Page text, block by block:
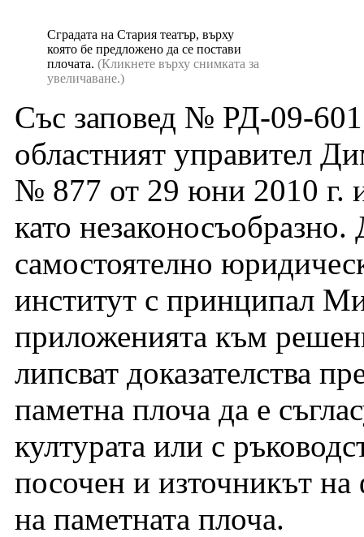
Сградата на Стария театър, върху
която бе предложено да се постави
плочата. (Кликнете върху снимката за
увеличаване.)
Със заповед № РД-09-
областният управител
№ 877 от 29 юни 2010 г.
като
самостоятелно
институт с принципал
приложенията към
липсват доказателства
паметна плоча да е
културата или с
посочен и източникът
на паметната плоча.